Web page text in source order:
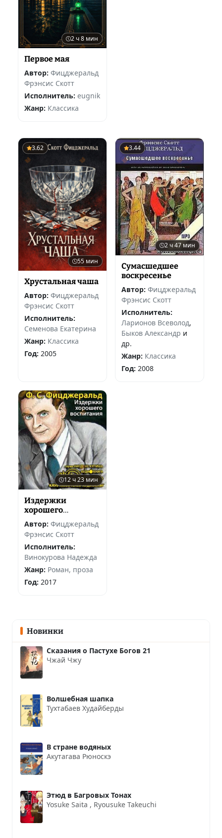
2 ч 8 мин
Первое мая
Автор: Фицджеральд
Фрэнсис Скотт
Исполнитель: eugnik
Жанр: Классика
3.62
55 мин
Хрустальная чаша
Автор: Фицджеральд
Фрэнсис Скотт
Исполнитель:
Семенова Екатерина
Жанр: Классика
Год: 2005
3.44
2 ч 47 мин
Сумасшедшее
воскресенье
Автор: Фицджеральд
Фрэнсис Скотт
Исполнитель:
Ларионов Всеволод,
Быков Александр и
др.
Жанр: Классика
Год: 2008
12 ч 23 мин
Издержки
хорошего
воспитания
Автор: Фицджеральд
Фрэнсис Скотт
Исполнитель:
Винокурова Надежда
Жанр: Роман, проза
Год: 2017
Новинки
Сказания о Пастухе Богов 21
Чжай Чжу
Волшебная шапка
Тухтабаев Худайберды
В стране водяных
Акутагава Рюноскэ
Этюд в Багровых Тонах
Yosuke Saita , Ryousuke Takeuchi